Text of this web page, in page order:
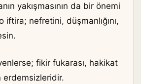
yakışmasının da bir önemi
iftira; nefretini, düşmanlığını,
fikir fukarası, hakikat
erdemsizleridir.